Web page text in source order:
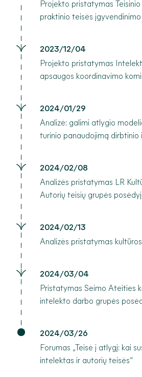
Projekto pristatymas
praktinio teisės
2023/12/04
Projekto pristatymas
apsaugos koordinavimo
2024/01/29
Analizė: galimi atlygio
turinio panaudojimą
2024/02/08
Analizės pristatymas LR
Autorių teisių grupės
2024/02/13
Analizės pristatymas
2024/03/04
Pristatymas Seimo Ateities
intelekto darbo grupės
2024/03/26
Forumas „Teisė į atlygį: kai
intelektas ir autorių teisės“